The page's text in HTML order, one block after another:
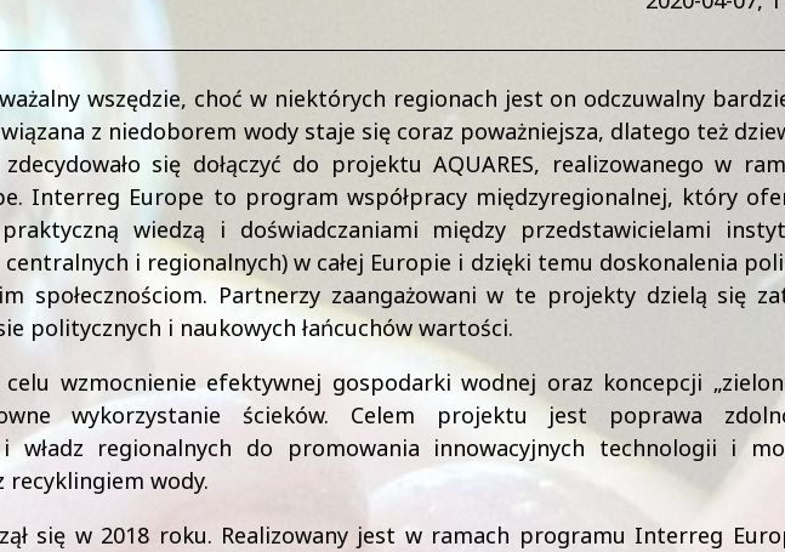
wszędzie, choć w niektórych regionach jest on odczuwalny
z niedoborem wody staje się coraz poważniejsza, dlatego też
się dołączyć do projektu AQUARES, realizowanego w
Interreg Europe to program współpracy międzyregionalnej, który
wiedzą i doświadczaniami między przedstawicielami
i regionalnych) w całej Europie i dzięki temu doskonalenia
społecznościom. Partnerzy zaangażowani w te projekty dzielą się
politycznych i naukowych łańcuchów wartości.
celu wzmocnienie efektywnej gospodarki wodnej oraz koncepcji
wykorzystanie ścieków. Celem projektu jest poprawa
władz regionalnych do promowania innowacyjnych technologii i
recyklingiem wody.
się w 2018 roku. Realizowany jest w ramach programu Interreg